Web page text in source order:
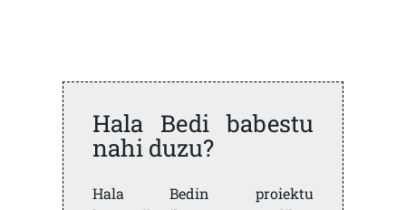
Hala Bedi babestu
nahi duzu?
Hala Bedin proiektu